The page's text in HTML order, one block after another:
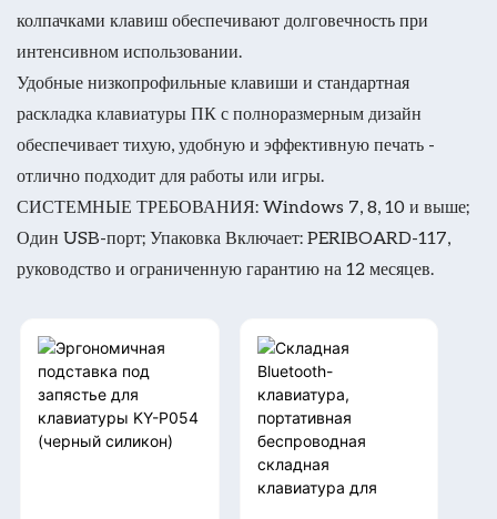
колпачками клавиш обеспечивают долговечность при
интенсивном использовании.
Удобные низкопрофильные клавиши и стандартная
раскладка клавиатуры ПК с полноразмерным дизайн
обеспечивает тихую, удобную и эффективную печать -
отлично подходит для работы или игры.
СИСТЕМНЫЕ ТРЕБОВАНИЯ: Windows 7, 8, 10 и выше;
Один USB-порт; Упаковка Включает: PERIBOARD-117,
руководство и ограниченную гарантию на 12 месяцев.